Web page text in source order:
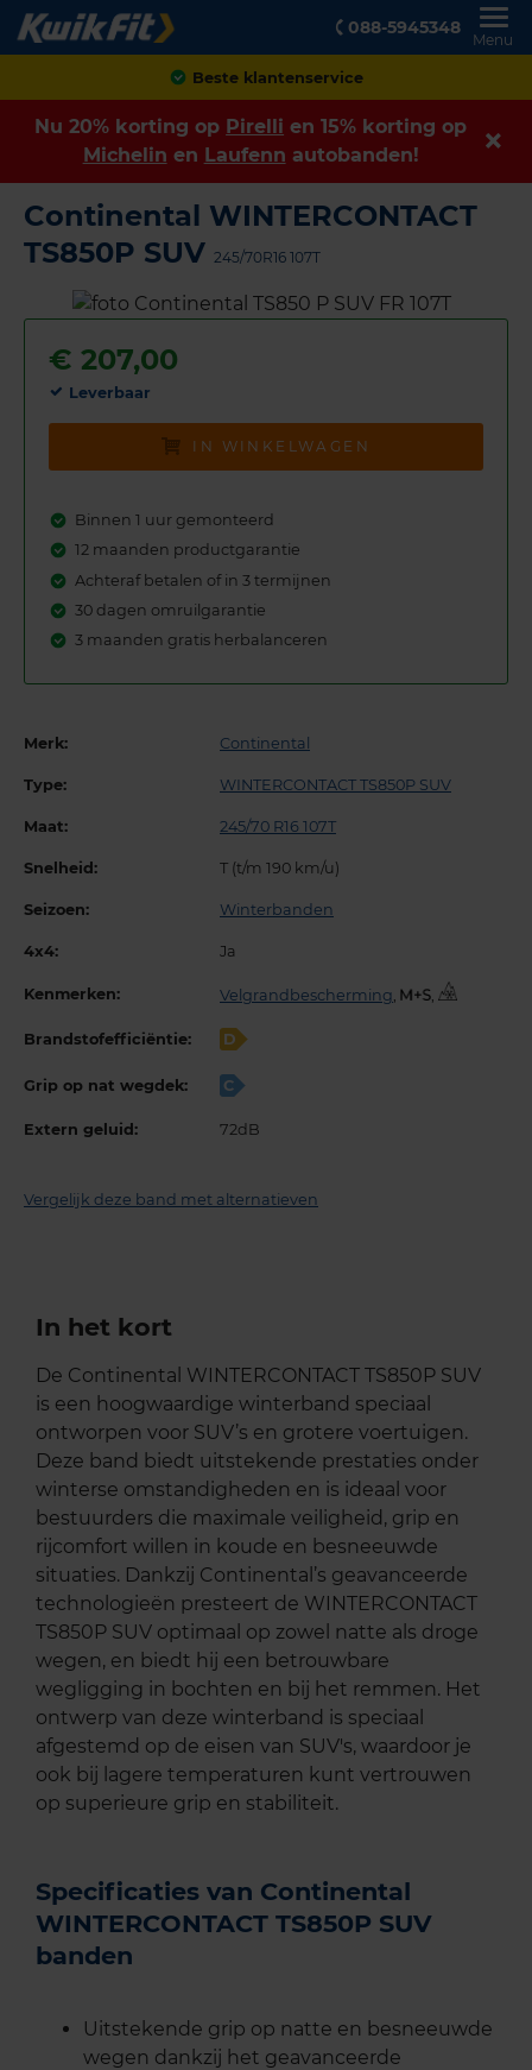
088-5945348
Menu
Achteraf betalen
Nu 20% korting op Pirelli en 15% korting op
Michelin en Laufenn autobanden!
Continental WINTERCONTACT
TS850P SUV 245/70R16 107T
€ 207,00
Leverbaar
IN WINKELWAGEN
Binnen 1 uur gemonteerd
12 maanden productgarantie
Achteraf betalen of in 3 termijnen
30 dagen omruilgarantie
3 maanden gratis herbalanceren
Merk: Continental
Type: WINTERCONTACT TS850P SUV
Maat: 245/70 R16 107T
Snelheid: T (t/m 190 km/u)
Seizoen: Winterbanden
4x4: Ja
Kenmerken: Velgrandbescherming ,
Brandstofefficiëntie: D
Grip op nat wegdek: C
Extern geluid: 72dB
Vergelijk deze band met alternatieven
In het kort
De Continental WINTERCONTACT TS850P SUV
is een hoogwaardige winterband speciaal
ontworpen voor SUV’s en grotere voertuigen.
Deze band biedt uitstekende prestaties onder
winterse omstandigheden en is ideaal voor
bestuurders die maximale veiligheid, grip en
rijcomfort willen in koude en besneeuwde
situaties. Dankzij Continental’s geavanceerde
technologieën presteert de WINTERCONTACT
TS850P SUV optimaal op zowel natte als droge
wegen, en biedt hij een betrouwbare
wegligging in bochten en bij het remmen. Het
ontwerp van deze winterband is speciaal
afgestemd op de eisen van SUV's, waardoor je
ook bij lagere temperaturen kunt vertrouwen
op superieure grip en stabiliteit.
Specificaties van Continental
WINTERCONTACT TS850P SUV
banden
Uitstekende grip op natte en besneeuwde
wegen dankzij het geavanceerde